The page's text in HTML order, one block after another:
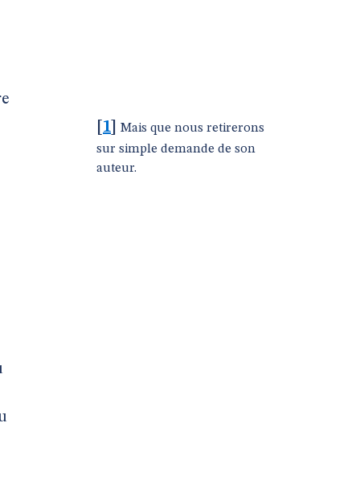
1
Mais que nous retirerons
sur simple demande de son
auteur.